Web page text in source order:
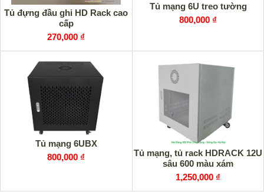
Tủ đựng đầu ghi HD Rack cao
cấp
270,000 ₫
Tủ mạng 6U treo tường
800,000 ₫
Tủ mạng 6UBX
800,000 ₫
Tủ mạng, tủ rack HDRACK 12U
sâu 600 màu xám
1,250,000 ₫